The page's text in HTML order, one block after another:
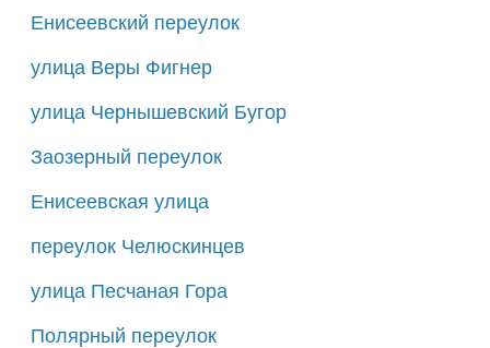
Енисеевский переулок
улица Веры Фигнер
улица Чернышевский Бугор
Заозерный переулок
Енисеевская улица
переулок Челюскинцев
улица Песчаная Гора
Полярный переулок